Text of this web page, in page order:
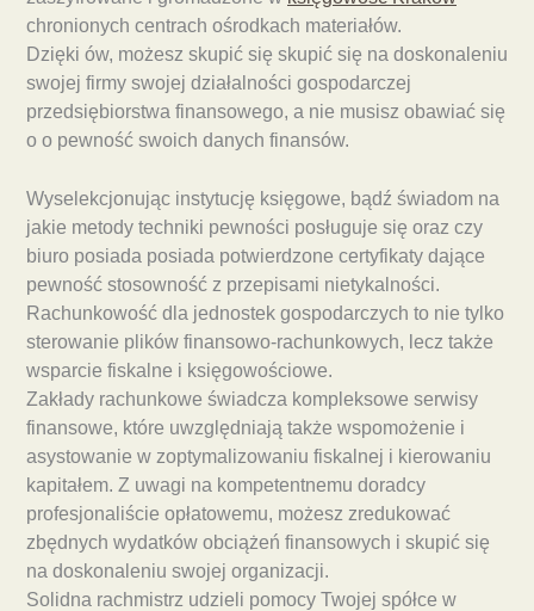
chronionych centrach ośrodkach materiałów.
Dzięki ów, możesz skupić się skupić się na doskonaleniu
swojej firmy swojej działalności gospodarczej
przedsiębiorstwa finansowego, a nie musisz obawiać się
o o pewność swoich danych finansów.
Wyselekcjonując instytucję księgowe, bądź świadom na
jakie metody techniki pewności posługuje się oraz czy
biuro posiada posiada potwierdzone certyfikaty dające
pewność stosowność z przepisami nietykalności.
Rachunkowość dla jednostek gospodarczych to nie tylko
sterowanie plików finansowo-rachunkowych, lecz także
wsparcie fiskalne i księgowościowe.
Zakłady rachunkowe świadcza kompleksowe serwisy
finansowe, które uwzględniają także wspomożenie i
asystowanie w zoptymalizowaniu fiskalnej i kierowaniu
kapitałem. Z uwagi na kompetentnemu doradcy
profesjonaliście opłatowemu, możesz zredukować
zbędnych wydatków obciążeń finansowych i skupić się
na doskonaleniu swojej organizacji.
Solidna rachmistrz udzieli pomocy Twojej spółce w